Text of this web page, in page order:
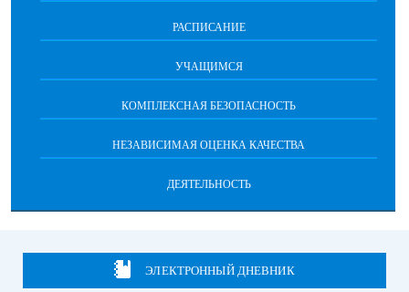
РАСПИСАНИЕ
УЧАЩИМСЯ
КОМПЛЕКСНАЯ БЕЗОПАСНОСТЬ
НЕЗАВИСИМАЯ ОЦЕНКА КАЧЕСТВА
ДЕЯТЕЛЬНОСТЬ
ЭЛЕКТРОННЫЙ ДНЕВНИК